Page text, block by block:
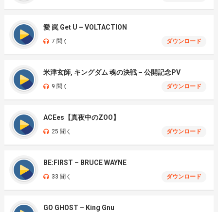
愛 罠 Get U – VOLTACTION
7 聞く ダウンロード
米津玄師, キングダム 魂の決戦 – 公開記念PV
9 聞く ダウンロード
ACEes【真夜中のZOO】
25 聞く ダウンロード
BE:FIRST – BRUCE WAYNE
33 聞く ダウンロード
GO GHOST – King Gnu